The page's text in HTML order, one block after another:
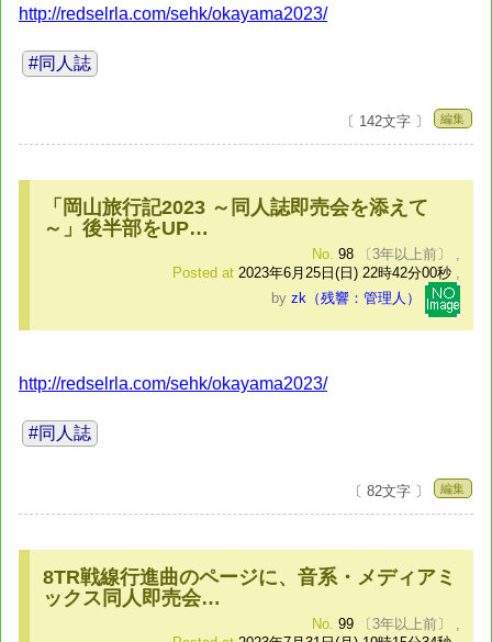
http://redselrla.com/sehk/okayama2023/
#同人誌
〔 142文字 〕 編集
「岡山旅行記2023 ～同人誌即売会を添えて
～」後半部をUP…
No. 98 〔3年以上前〕
Posted at 2023年6月25日(日) 22時42分00秒
by zk（残響：管理人）
http://redselrla.com/sehk/okayama2023/
#同人誌
〔 82文字 〕 編集
8TR戦線行進曲のページに、音系・メディアミ
ックス同人即売会…
No. 99 〔3年以上前〕